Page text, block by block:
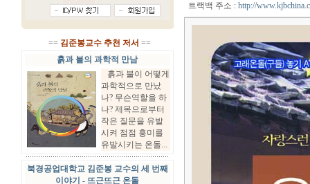
== 김준봉교수 추천 저서 ==
흙과 불의 과학적 만남
흙과 불이 어떻게
과학적으로 만났
나? 무슨역할을 하
나? 제목으로부터
작은 질문을 유발
시켜 점점 흥미를
유발시키는 온돌...
북경공업대학교 김준봉 교수의 세 번째
이야기 - 뜨근뜨근 온돌
트랙백 주소 : http://